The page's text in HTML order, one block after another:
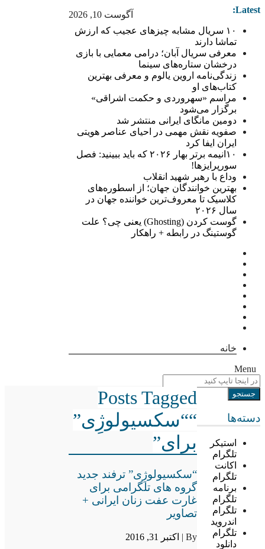
آگوست 10, 2026 Latest:
۱۰ سریال مشابه چیزهای عجیب که ارزش
تماشا دارند
معرفی سریال آبان؛ درامی معمایی با بازی
درخشان ستاره‌های سینما
زندگی‌نامه اروین یالوم و معرفی بهترین
کتاب‌های او
مراسم «سهروردی و حکمت اشراقی»
برگزار می‌شود
دومین مانگای ایرانی منتشر شد
صفویه نقش مهمی در احیای عناصر هویتی
ایران ایفا کرد
۱۰انیمه برتر بهار ۲۰۲۶ که باید ببینید: فصل
سورپرایزها!
وداع با رهبر شهید انقلاب
بهترین خوانندگان جهان؛ از اسطوره‌های
کلاسیک تا معروف‌ترین خواننده جهان در
سال ۲۰۲۶
گوست کردن (Ghosting) یعنی چی؟ علت
گوستینگ در رابطه + راهکار
خانه
Menu
دسته‌ها
استیکر
تلگرام
اکانت
تلگرام
برنامه
تلگرام
تلگرام
اندروید
تلگرام
دانلود
Posts Tagged
““سکسیولوژِی”
برای”
“سکسیولوژِی” ترفند جدید
گروه های تلگرامی برای
غارت عفت زنان ایرانی +
تصاویر
By | اکتبر 31, 2016